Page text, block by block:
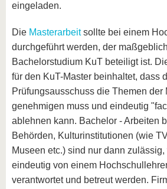
eingeladen.
Die Masterarbeitsollte bei einem
durchgeführt werden, der
Bachelorstudium KuT beteiligt ist.
für den KuT-Master beinhaltet, dass
Prüfungsausschuss die Themen der
genehmigen muss und eindeutig
ablehnen kann. Bachelor - Arbeiten
Behörden, Kulturinstitutionen (wie
Museen etc.) sind nur dann
eindeutig von einem
verantwortet und betreut werden.